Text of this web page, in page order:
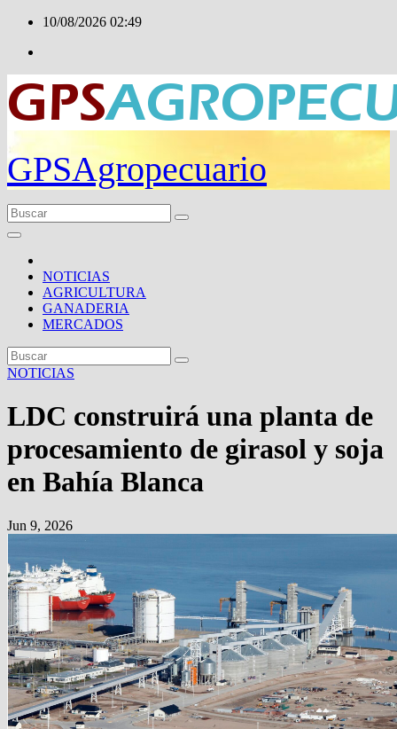
contenido
10/08/2026 02:49
GPSAgropecuario
NOTICIAS
AGRICULTURA
GANADERIA
MERCADOS
NOTICIAS
LDC construirá una planta de
procesamiento de girasol y soja
en Bahía Blanca
Jun 9, 2026